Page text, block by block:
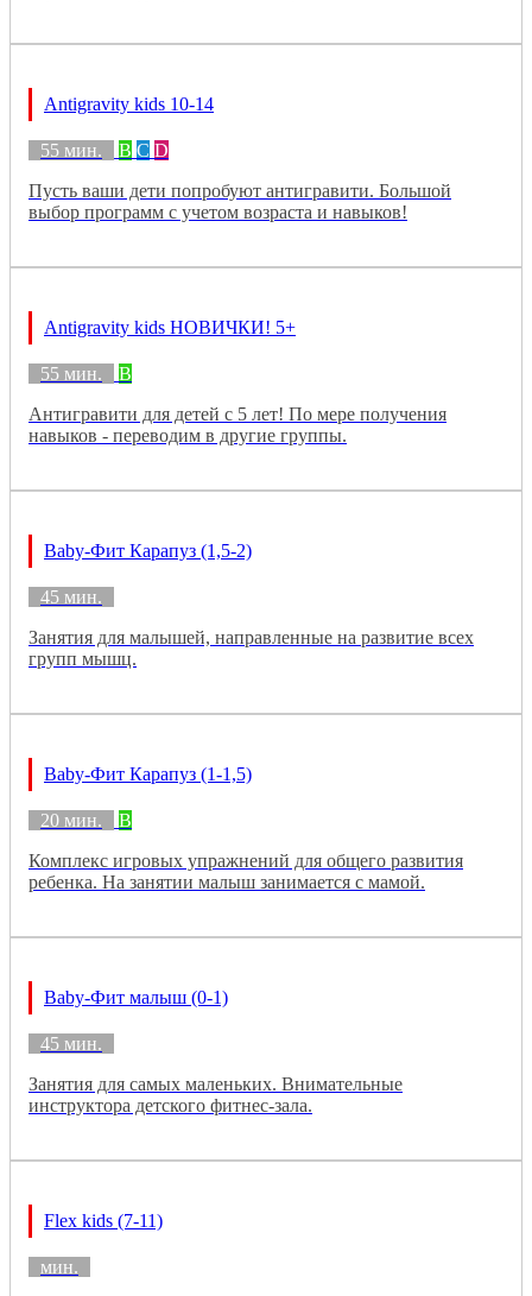
Antigravity kids 10-14
55 мин. B C D
Пусть ваши дети попробуют антигравити. Большой
выбор программ с учетом возраста и навыков!
Antigravity kids НОВИЧКИ! 5+
55 мин.
B
Антигравити для детей с 5 лет! По мере получения
навыков - переводим в другие группы.
Baby-Фит Карапуз (1,5-2)
45 мин.
Занятия для малышей, направленные на развитие всех
групп мышц.
Baby-Фит Карапуз (1-1,5)
20 мин.
B
Комплекс игровых упражнений для общего развития
ребенка. На занятии малыш занимается с мамой.
Baby-Фит малыш (0-1)
45 мин.
Занятия для самых маленьких. Внимательные
инструктора детского фитнес-зала.
Flex kids (7-11)
мин.